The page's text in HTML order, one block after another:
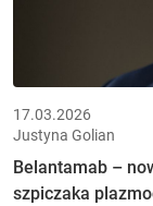
17.03.2026
Justyna Golian
Belantamab –
szpiczaka